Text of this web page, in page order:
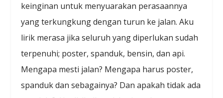
keinginan untuk menyuarakan perasaannya
yang terkungkung dengan turun ke jalan. Aku
lirik merasa jika seluruh yang diperlukan sudah
terpenuhi; poster, spanduk, bensin, dan api.
Mengapa mesti jalan? Mengapa harus poster,
spanduk dan sebagainya? Dan apakah tidak ada